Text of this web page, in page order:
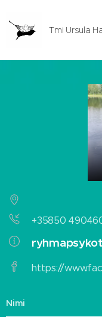
Tmi Ursula
+35850
https://
Nimi